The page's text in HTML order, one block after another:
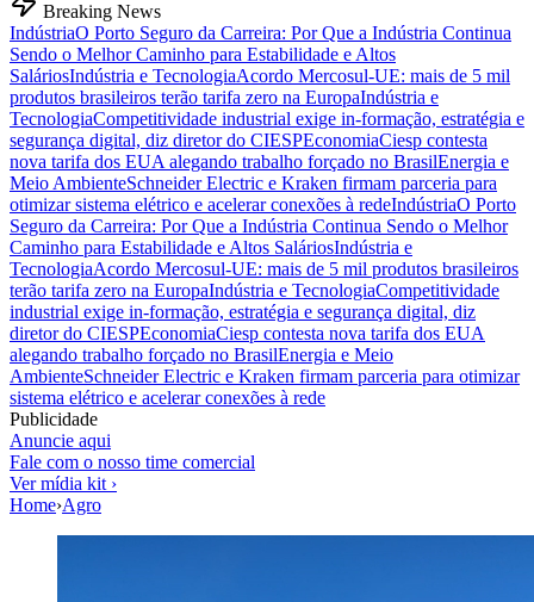
Breaking News
IndústriaO Porto Seguro da Carreira: Por Que a Indústria Continua
Sendo o Melhor Caminho para Estabilidade e Altos
SaláriosIndústria e TecnologiaAcordo Mercosul-UE: mais de 5 mil
produtos brasileiros terão tarifa zero na EuropaIndústria e
TecnologiaCompetitividade industrial exige in-formação, estratégia e
segurança digital, diz diretor do CIESPEconomiaCiesp contesta
nova tarifa dos EUA alegando trabalho forçado no BrasilEnergia e
Meio AmbienteSchneider Electric e Kraken firmam parceria para
otimizar sistema elétrico e acelerar conexões à redeIndústriaO Porto
Seguro da Carreira: Por Que a Indústria Continua Sendo o Melhor
Caminho para Estabilidade e Altos SaláriosIndústria e
TecnologiaAcordo Mercosul-UE: mais de 5 mil produtos brasileiros
terão tarifa zero na EuropaIndústria e TecnologiaCompetitividade
industrial exige in-formação, estratégia e segurança digital, diz
diretor do CIESPEconomiaCiesp contesta nova tarifa dos EUA
alegando trabalho forçado no BrasilEnergia e Meio
AmbienteSchneider Electric e Kraken firmam parceria para otimizar
sistema elétrico e acelerar conexões à rede
Publicidade
Anuncie aqui
Fale com o nosso time comercial
Ver mídia kit ›
Home›Agro